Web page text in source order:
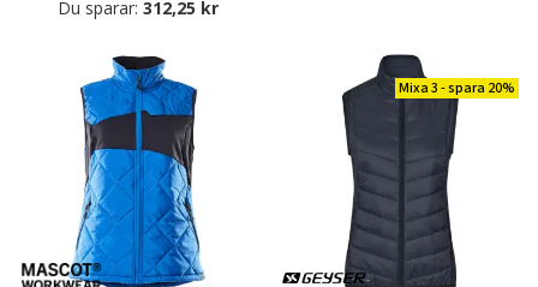
Du sparar: 312,25 kr
Mixa 3 - spara 20%